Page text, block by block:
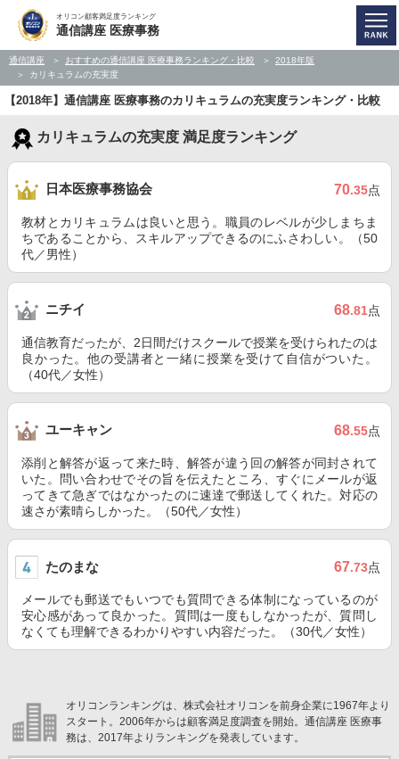
オリコン顧客満足度ランキング
通信講座 医療事務
通信講座 おすすめの通信講座 医療事務ランキング・比較
2018年版
カリキュラムの充実度
【2018年】通信講座 医療事務のカリキュラムの充実度ランキング・比較
カリキュラムの充実度 満足度ランキング
日本医療事務協会 70.35点
教材とカリキュラムは良いと思う。職員のレベルが少しまちま
ちであることから、スキルアップできるのにふさわしい。（50
代／男性）
ニチイ 68.81点
通信教育だったが、2日間だけスクールで授業を受けられたのは
良かった。他の受講者と一緒に授業を受けて自信がついた。
（40代／女性）
ユーキャン 68.55点
添削と解答が返って来た時、解答が違う回の解答が同封されて
いた。問い合わせでその旨を伝えたところ、すぐにメールが返
ってきて急ぎではなかったのに速達で郵送してくれた。対応の
速さが素晴らしかった。（50代／女性）
たのまな 67.73点
メールでも郵送でもいつでも質問できる体制になっているのが
安心感があって良かった。質問は一度もしなかったが、質問し
なくても理解できるわかりやすい内容だった。（30代／女性）
オリコンランキングは、株式会社オリコンを前身企業に1967年より
スタート。2006年からは顧客満足度調査を開始。通信講座 医療事
務は、2017年よりランキングを発表しています。